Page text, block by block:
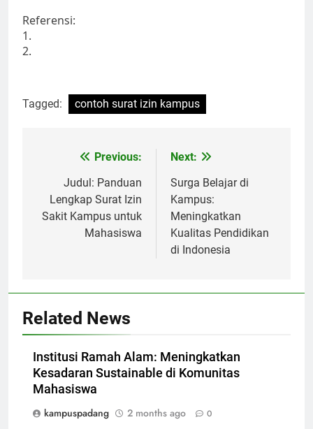
Referensi:
1.
2.
Tagged: contoh surat izin kampus
navigation
Previous:
Judul: Panduan
Lengkap Surat Izin
Sakit Kampus untuk
Mahasiswa
Next:
Surga Belajar di
Kampus:
Meningkatkan
Kualitas Pendidikan
di Indonesia
Related News
Institusi Ramah Alam: Meningkatkan
Kesadaran Sustainable di Komunitas
Mahasiswa
kampuspadang
2 months ago 0